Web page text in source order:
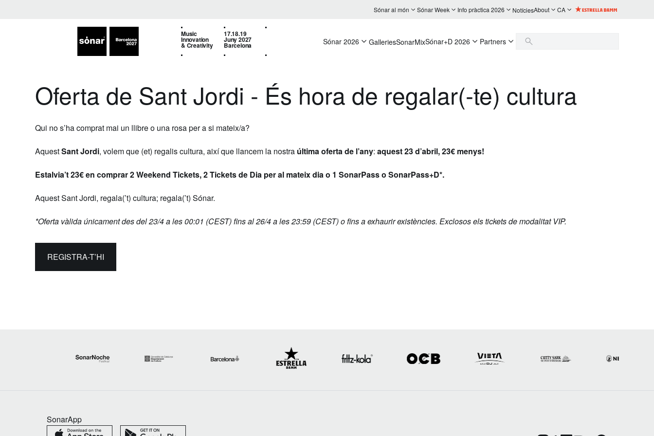
Sónar al món Sónar Week Info pràctica 2026 NotíciesAbout CA
Music
Innovation
& Creativity
17.18.19
Juny 2027
Barcelona Sónar 2026 GalleriesSonarMixSónar+D 2026 Partners
Oferta de Sant Jordi - És hora de regalar(-te) cultura
Qui no s’ha comprat mai un llibre o una rosa per a si mateix/a?
AquestSant Jordi, volem que (et) regalis cultura, així que llancem la nostra última oferta de l’any: aquest 23 d’abril, 23€ menys!
Estalvia’t 23€ en comprar 2 Weekend Tickets, 2 Tickets de Dia per al mateix dia o 1 SonarPass o SonarPass+D*.
Aquest Sant Jordi, regala(’t) cultura; regala(’t) Sónar.
*Oferta vàlida únicament des del 23/4 a les 00:01 (CEST) fins al 26/4 a les 23:59 (CEST) o fins a exhaurir existències. Exclosos els tickets de modalitat VIP.
REGISTRA-T’HI
SonarApp